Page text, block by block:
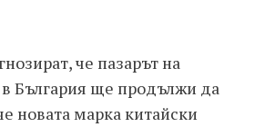
че пазарът на
България ще продължи да
новата марка китайски